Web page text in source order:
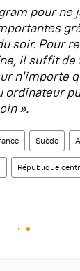
pour ne
soir. Pour
il suffit de
n'importe
ordinateur
».
Suède
République